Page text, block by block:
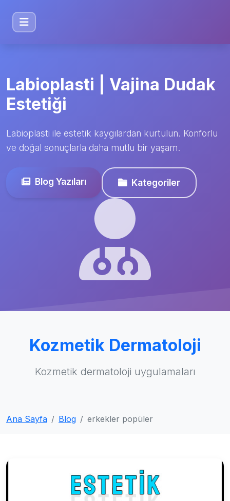
Labioplasti | Vajina Dudak
Estetiği
Labioplasti ile estetik kaygılardan kurtulun. Konforlu
ve doğal sonuçlarla daha mutlu bir yaşam.
Blog Yazıları Kategoriler
Kozmetik Dermatoloji
Kozmetik dermatoloji uygulamaları
Ana Sayfa Blog erkekler popüler